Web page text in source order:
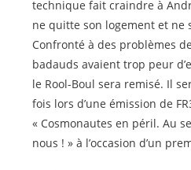
technique fait craindre à
ne quitte son logement et ne
Confronté à des problèmes
badauds avaient trop peur
le Rool-Boul sera remisé. Il
fois lors d’une émission de
« Cosmonautes en péril. Au
nous ! » à l’occasion d’un